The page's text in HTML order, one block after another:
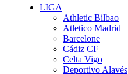
LIGA
Athletic Bilbao
Atletico Madrid
Barcelone
Cádiz CF
Celta Vigo
Deportivo Alavés